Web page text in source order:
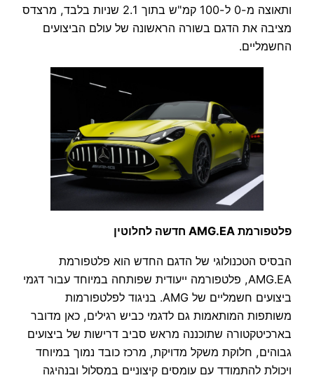
ותאוצה מ-0 ל-100 קמ"ש בתוך 2.1 שניות בלבד, מרצדס
מציבה את הדגם בשורה הראשונה של עולם הביצועים
החשמליים.
פלטפורמת AMG.EA חדשה לחלוטין
הבסיס הטכנולוגי של הדגם החדש הוא פלטפורמת
AMG.EA, פלטפורמה ייעודית שפותחה במיוחד עבור דגמי
ביצועים חשמליים של AMG. בניגוד לפלטפורמות
משותפות המותאמות גם לדגמי כביש רגילים, כאן מדובר
בארכיטקטורה שתוכננה מראש סביב דרישות של ביצועים
גבוהים, חלוקת משקל מדויקת, מרכז כובד נמוך במיוחד
ויכולת להתמודד עם עומסים קיצוניים במסלול ובנהיגה